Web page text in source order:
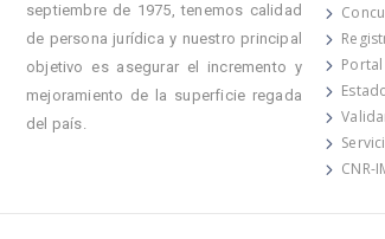
septiembre de 1975, tenemos calidad
de persona jurídica y nuestro principal
objetivo es asegurar el incremento y
mejoramiento de la superficie regada
del país.
CNR-